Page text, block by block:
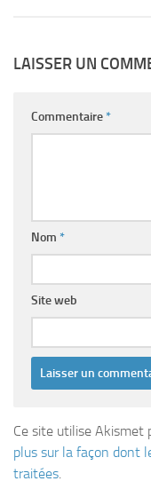
LAISSER UN
Commentaire*
Nom *
Site web
Ce site utilise Akismet
plus sur la façon dont
traitées.